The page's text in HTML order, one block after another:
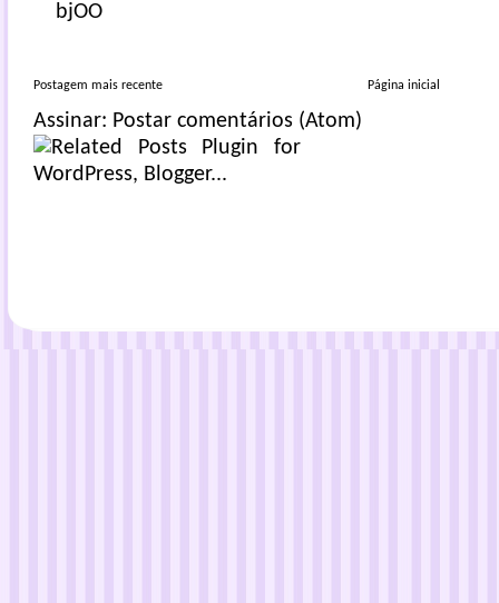
bjOO
Postagem mais recente Página inicial
Assinar: Postar comentários (Atom)